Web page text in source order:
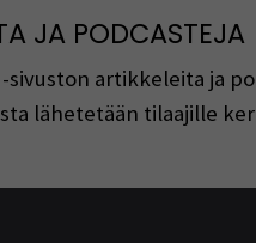
JA PODCASTEJA
-sivuston artikkeleita ja
lähetetään tilaajille